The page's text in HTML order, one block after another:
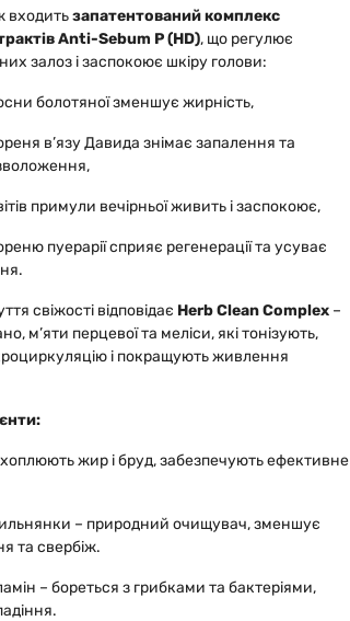
входитьзапатентований комплекс
Anti-Sebum P (HD), що регулює
залоз і заспокоює шкіру голови:
болотяної зменшує жирність,
в’язу Давида знімає запалення та
примули вечірньої живить і заспокоює,
пуерарії сприяє регенерації та усуває
свіжості відповідає Herb Clean Complex–
м’яти перцевої та меліси, які тонізують,
і покращують живлення
жир і бруд, забезпечують ефективне
– природний очищувач, зменшує
та свербіж.
– бореться з грибками та бактеріями,